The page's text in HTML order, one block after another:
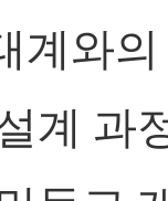
계와
계 과